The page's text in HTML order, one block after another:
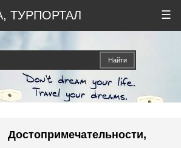
ТУРПОРТАЛ ☰
Достопримечательности,